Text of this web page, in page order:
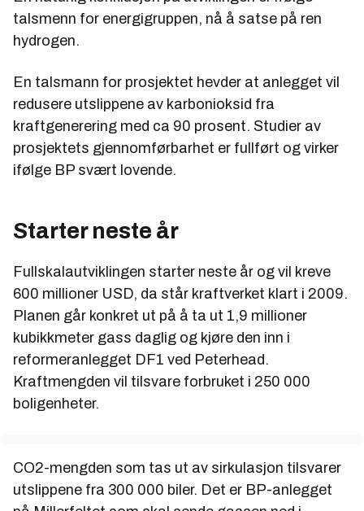
talsmenn for energigruppen, nå å satse på ren
hydrogen.
En talsmann for prosjektet hevder at anlegget vil
redusere utslippene av karbonioksid fra
kraftgenerering med ca 90 prosent. Studier av
prosjektets gjennomførbarhet er fullført og virker
ifølge BP svært lovende.
Starter neste år
Fullskalautviklingen starter neste år og vil kreve
600 millioner USD, da står kraftverket klart i 2009.
Planen går konkret ut på å ta ut 1,9 millioner
kubikkmeter gass daglig og kjøre den inn i
reformeranlegget DF1 ved Peterhead.
Kraftmengden vil tilsvare forbruket i 250 000
boligenheter.
CO2-mengden som tas ut av sirkulasjon tilsvarer
utslippene fra 300 000 biler. Det er BP-anlegget